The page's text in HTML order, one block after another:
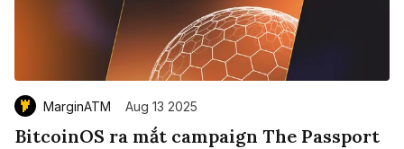
MarginATM Aug 13 2025
BitcoinOS ra mắt campaign The Passport